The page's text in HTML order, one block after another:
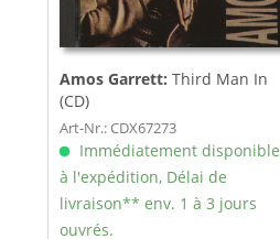
Amos Garrett: Third Man In
(CD)
Art-Nr.: CDX67273
Immédiatement disponible
à l'expédition, Délai de
livraison** env. 1 à 3 jours
ouvrés.